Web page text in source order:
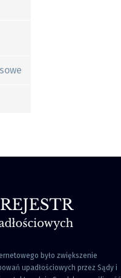
było zwiększenie
upadłościowych przez Sądy i